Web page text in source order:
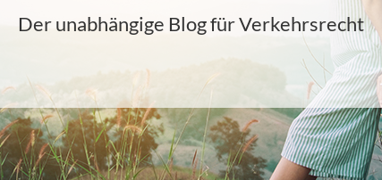
Der unabhängige Blog für Verkehrsrecht